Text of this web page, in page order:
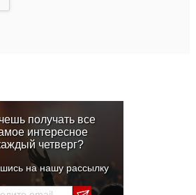
получать все
интересное
четверг?
на нашу рассылку